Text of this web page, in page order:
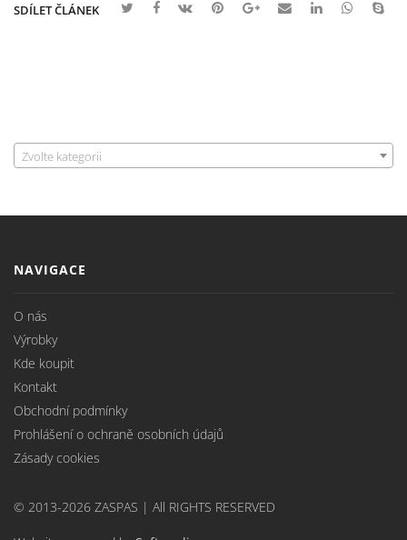
SDÍLET ČLÁNEK
Zvolte kategorii
NAVIGACE
O nás
Výrobky
Kde koupit
Kontakt
Obchodní podmínky
Prohlášení o ochraně osobních údajů
Zásady cookies
© 2013-2026 ZASPAS | All RIGHTS RESERVED